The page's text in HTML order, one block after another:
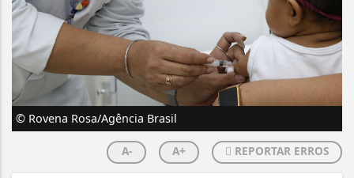
© Rovena Rosa/Agência Brasil
A- A+ REPORTAR ERROS